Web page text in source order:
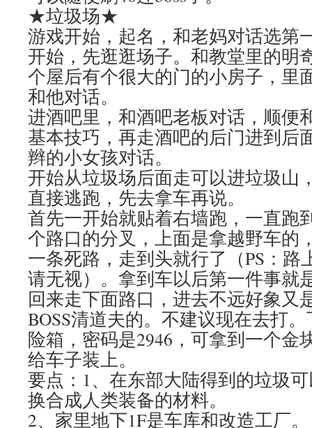
★垃圾场★
游戏开始，起名，和老妈对话选第
开始，先逛逛场子。和教堂里的明
个屋后有个很大的门的小房子，里
和他对话。
进酒吧里，和酒吧老板对话，顺便
基本技巧，再走酒吧的后门进到后
辫的小女孩对话。
开始从垃圾场后面走可以进垃圾山
直接逃跑，先去拿车再说。
首先一开始就贴着右墙跑，一直跑
个路口的分叉，上面是拿越野车的
一条死路，走到头就行了（PS：路
请无视）。拿到车以后第一件事就
回来走下面路口，进去不远好象又
BOSS清道夫的。不建议现在去打
险箱，密码是2946，可拿到一个金
给车子装上。
要点：1、在东部大陆得到的垃圾
换合成人类装备的材料。
2、家里地下1F是车库和改造工厂。